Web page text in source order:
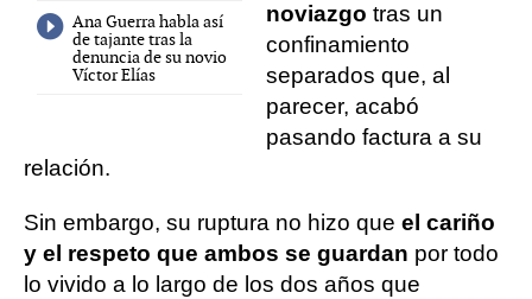
Ana Guerra habla así
de tajante tras la
denuncia de su novio
Víctor Elías
noviazgo tras un
confinamiento
separados que, al
parecer, acabó
pasando factura a su
relación.
Sin embargo, su ruptura no hizo que el cariño
y el respeto que ambos se guardan por todo
lo vivido a lo largo de los dos años que